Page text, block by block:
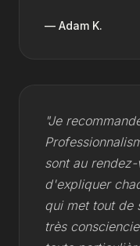
— Adam K.
"Je
sont au
d'expliquer
qui met tout de
très